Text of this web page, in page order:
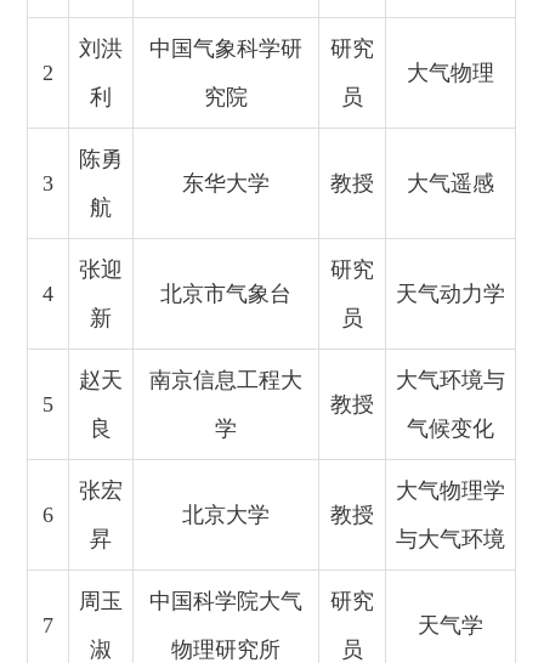
2
刘洪
利
中国气象科学研
究院
研究
员
大气物理
3
陈勇
航
东华大学 教授 大气遥感
4
张迎
新
北京市气象台
研究
员
天气动力学
5
赵天
良
南京信息工程大
学
教授
大气环境与
气候变化
6
张宏
昇
北京大学 教授
大气物理学
与大气环境
7
周玉
淑
中国科学院大气
物理研究所
研究
员
天气学